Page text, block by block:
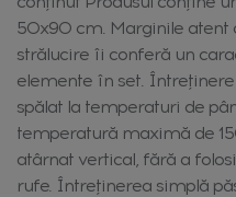
50x90 cm. Marginile atent
strălucire îi conferă un
elemente în set.
spălat la temperaturi de
temperatură maximă de
atârnat vertical, fără a
rufe. Întreținerea simplă